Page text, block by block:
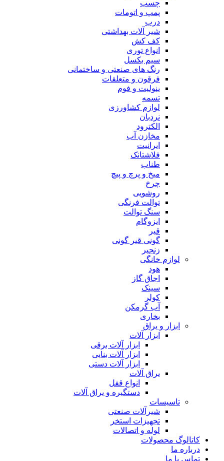
چسب
پمپ و اتومات
درب
شیر آلات بهداشتی
کف کش
انواع توری
سیم بکسل
رنگ های صنعتی و ساختمانی
فرقون و متعلقات
ینولیت و فوم
تسمه
لوازم کشاورزی
نردبان
الکترود
مخازن آب
ایرانیت
فلاشتانک
طناب
میخ و پرچ و پیچ
چرخ
روشویی
توالت فرنگی
سنگ توالت
ایزوگام
قیر
گونی قیر گونی
زنجیر
لوازم خانگی
هود
اجاق گاز
سینک
کولر
آب گرمکن
بخاری
ابزار و یراق
ابزار آلات
ابزار آلات برقی
ابزار آلات بنایی
ابزار آلات دستی
یراق آلات
انواع قفل
دستگیره و یراق آلات
تاسیسات
شیرآلات صنعتی
تجهیزات استخر
لوله و اتصالات
کاتالوگ محصولات
درباره ما
تماس با ما